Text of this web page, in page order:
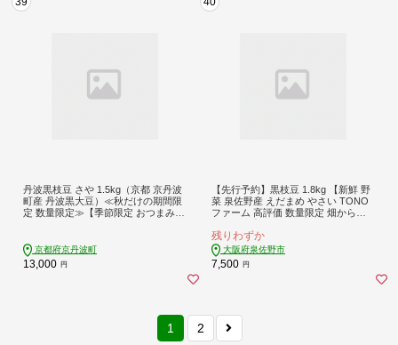
丹波黒枝豆 さや 1.5kg（京都 京丹波
町産 丹波黒大豆）≪秋だけの期間限
定 数量限定≫【季節限定 おつまみ
送不可 [010KK002L]
京都府京丹波町
13,000 円
【先行予約】黒枝豆 1.8kg 【新鮮 野
菜 泉佐野産 えだまめ やさい TONO
ファーム 高評価 数量限定 畑から直
残りわずか
大阪府泉佐野市
7,500 円
1 2